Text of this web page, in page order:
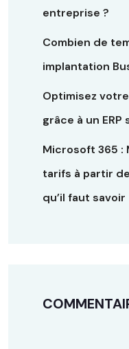
entreprise ?
Combien de
implantation
Optimisez
grâce à un ERP
Microsoft 365 :
tarifs à partir
qu’il faut savoir